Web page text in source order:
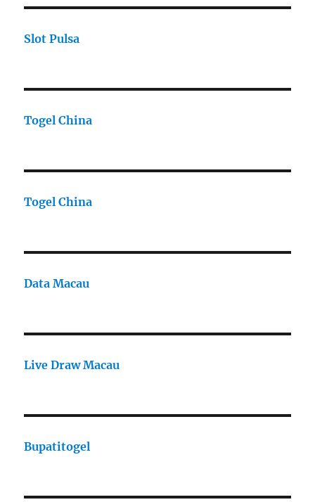
Slot Pulsa
Togel China
Togel China
Data Macau
Live Draw Macau
Bupatitogel